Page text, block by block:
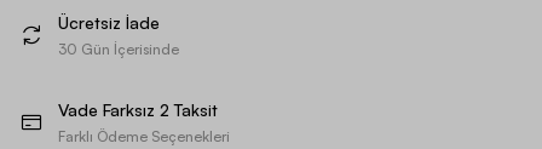
Ücretsiz İade
30 Gün İçerisinde
Vade Farksız 2 Taksit
Farklı Ödeme Seçenekleri